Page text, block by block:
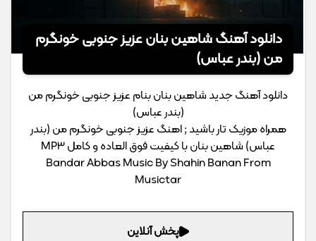
دانلود آهنگ شاهین بنان عزیز جنوبی خونگرم
من (بندر عباس)
دانلود آهنگ جدید شاهین بنان بنام عزیز جنوبی خونگرم من
(بندر عباس)
همراه موزیک تار باشید ; اهنگ عزیز جنوبی خونگرم من (بندر
عباس) شاهین بنان با کیفیت فوق العاده و کامل MP3
Bandar Abbas Music By Shahin Banan From
Musictar
پخش آنلاین